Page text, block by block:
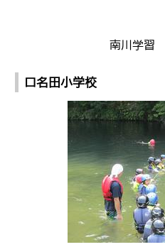
南川学習
口名田小学校